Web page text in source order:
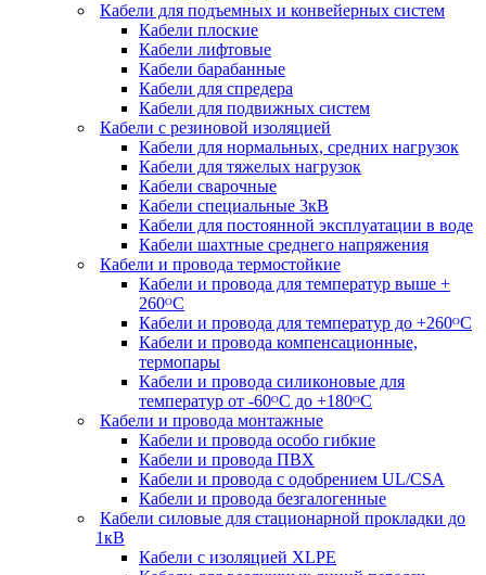
Кабели для подъемных и конвейерных систем
Кабели плоские
Кабели лифтовые
Кабели барабанные
Кабели для спредера
Кабели для подвижных систем
Кабели с резиновой изоляцией
Кабели для нормальных, средних нагрузок
Кабели для тяжелых нагрузок
Кабели сварочные
Кабели специальные 3кВ
Кабели для постоянной эксплуатации в воде
Кабели шахтные среднего напряжения
Кабели и провода термостойкие
Кабели и провода для температур выше +
260ᴼС
Кабели и провода для температур до +260ᴼС
Кабели и провода компенсационные,
термопары
Кабели и провода силиконовые для
температур от -60ᴼC до +180ᴼС
Кабели и провода монтажные
Кабели и провода особо гибкие
Кабели и провода ПВХ
Кабели и провода с одобрением UL/CSA
Кабели и провода безгалогенные
Кабели силовые для стационарной прокладки до
1кВ
Кабели c изоляцией XLPE